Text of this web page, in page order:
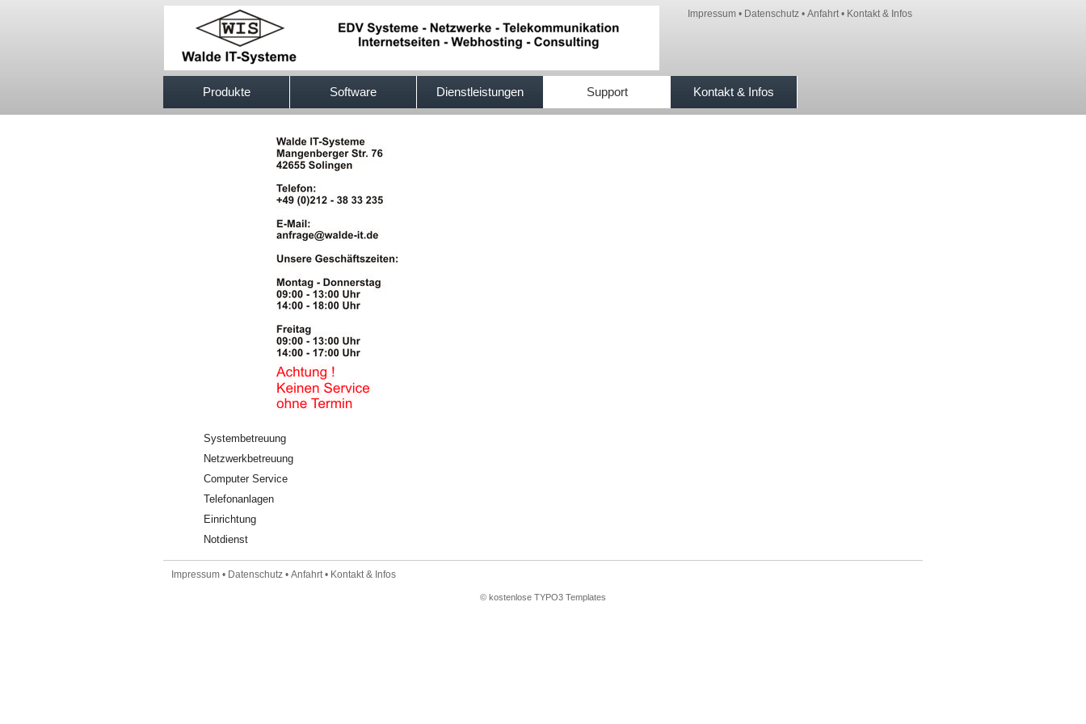
Impressum • Datenschutz • Anfahrt• Kontakt & Infos
Produkte Software Dienstleistungen Support Kontakt & Infos
Systembetreuung
Netzwerkbetreuung
Computer Service
Telefonanlagen
Einrichtung
Notdienst
Impressum • Datenschutz • Anfahrt• Kontakt & Infos
© kostenlose TYPO3 Templates